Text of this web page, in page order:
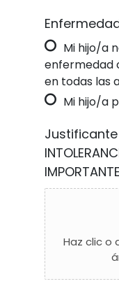
Mi hijo/a
enfermedad
en todas las
Mi hijo/a
IMPORTANTE
Haz clic o